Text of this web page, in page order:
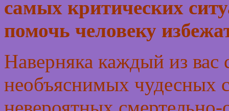
самых критических
помочь человеку
Наверняка каждый из
необъяснимых чудесных